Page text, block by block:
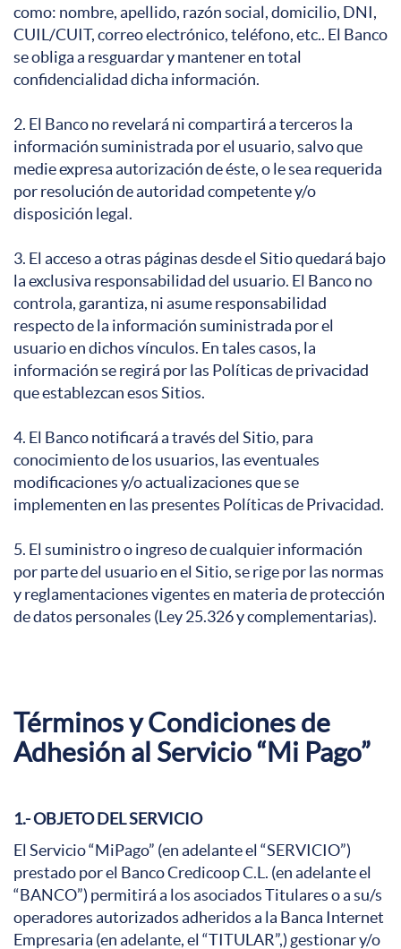
como: nombre, apellido, razón social, domicilio, DNI,
CUIL/CUIT, correo electrónico, teléfono, etc.. El Banco
se obliga a resguardar y mantener en total
confidencialidad dicha información.
2. El Banco no revelará ni compartirá a terceros la
información suministrada por el usuario, salvo que
medie expresa autorización de éste, o le sea requerida
por resolución de autoridad competente y/o
disposición legal.
3. El acceso a otras páginas desde el Sitio quedará bajo
la exclusiva responsabilidad del usuario. El Banco no
controla, garantiza, ni asume responsabilidad
respecto de la información suministrada por el
usuario en dichos vínculos. En tales casos, la
información se regirá por las Políticas de privacidad
que establezcan esos Sitios.
4. El Banco notificará a través del Sitio, para
conocimiento de los usuarios, las eventuales
modificaciones y/o actualizaciones que se
implementen en las presentes Políticas de Privacidad.
5. El suministro o ingreso de cualquier información
por parte del usuario en el Sitio, se rige por las normas
y reglamentaciones vigentes en materia de protección
de datos personales (Ley 25.326 y complementarias).
Términos y Condiciones de
Adhesión al Servicio “Mi Pago”
1.- OBJETO DEL SERVICIO
El Servicio “MiPago” (en adelante el “SERVICIO”)
prestado por el Banco Credicoop C.L. (en adelante el
“BANCO”) permitirá a los asociados Titulares o a su/s
operadores autorizados adheridos a la Banca Internet
Empresaria (en adelante, el “TITULAR”,) gestionar y/o